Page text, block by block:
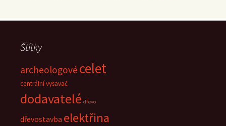
Štítky
archeologové celet
centrální vysavač
dodavatelé dřevo
dřevostavba elektřina